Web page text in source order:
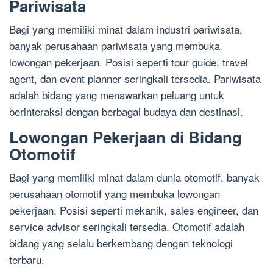
Pariwisata
Bagi yang memiliki minat dalam industri pariwisata,
banyak perusahaan pariwisata yang membuka
lowongan pekerjaan. Posisi seperti tour guide, travel
agent, dan event planner seringkali tersedia. Pariwisata
adalah bidang yang menawarkan peluang untuk
berinteraksi dengan berbagai budaya dan destinasi.
Lowongan Pekerjaan di Bidang
Otomotif
Bagi yang memiliki minat dalam dunia otomotif, banyak
perusahaan otomotif yang membuka lowongan
pekerjaan. Posisi seperti mekanik, sales engineer, dan
service advisor seringkali tersedia. Otomotif adalah
bidang yang selalu berkembang dengan teknologi
terbaru.